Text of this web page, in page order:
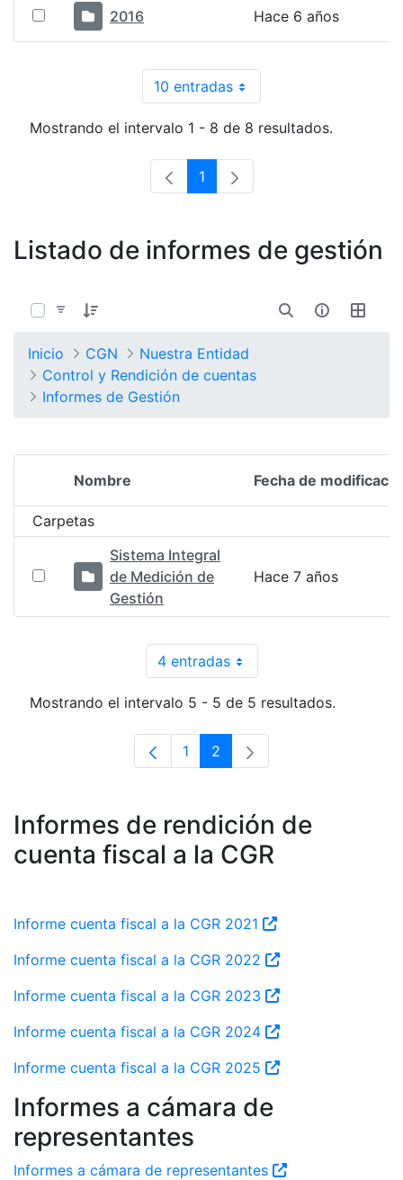
2016 Hace 6 años
10 entradasPor página
Mostrando el intervalo 1 - 8 de 8 resultados.
Página
1
Listado de informes de gestión
Inicio CGN
Nuestra Entidad
Control y Rendición de cuentas
Informes de Gestión
Selección del elemento
Nombre Fecha de
Carpetas
Sistema Integral
de Medición de
Gestión
Hace 7 años
4 entradasPor página
Mostrando el intervalo 5 - 5 de 5 resultados.
Página
1 Página
2
Informes de rendición de
cuenta fiscal a la CGR
Informe cuenta fiscal a la CGR 2021
Informe cuenta fiscal a la CGR 2022
Informe cuenta fiscal a la CGR 2023
Informe cuenta fiscal a la CGR 2024
Informe cuenta fiscal a la CGR 2025
Informes a cámara de
representantes
Informes a cámara de representantes